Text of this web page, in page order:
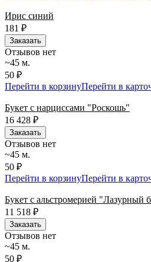
Ирис синий
181
₽
Заказать
Отзывов нет
~45 м.
50 ₽
Перейти в корзинуПерейти в
Букет с нарциссами "Роскошь"
16 428 ₽
Заказать
Отзывов нет
~45 м.
50 ₽
Перейти в корзинуПерейти в
Букет с альстромерией "Лазурный
11 518 ₽
Заказать
Отзывов нет
~45 м.
50 ₽